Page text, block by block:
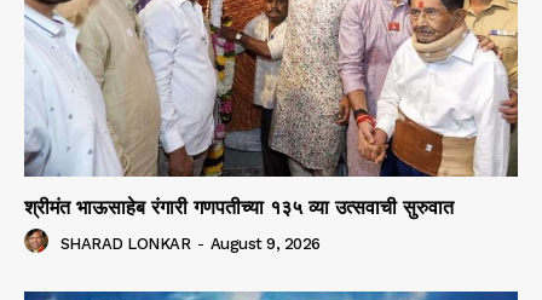
श्रीमंत भाऊसाहेब रंगारी गणपतीच्या १३५ व्या उत्सवाची सुरुवात
SHARAD LONKAR - August 9, 2026